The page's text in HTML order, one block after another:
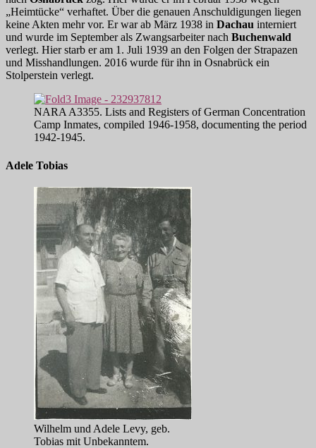
„Heimtücke“ verhaftet. Über die genauen Anschuldigungen liegen
keine Akten mehr vor. Er war ab März 1938 in Dachau interniert
und wurde im September als Zwangsarbeiter nach Buchenwald
verlegt. Hier starb er am 1. Juli 1939 an den Folgen der Strapazen
und Misshandlungen. 2016 wurde für ihn in Osnabrück ein
Stolperstein verlegt.
NARA A3355. Lists and Registers of German Concentration
Camp Inmates, compiled 1946-1958, documenting the period
1942-1945.
Adele Tobias
Wilhelm und Adele Levy, geb.
Tobias mit Unbekanntem.